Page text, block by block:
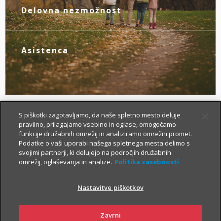
novim življenjskim okoliščinam.
Delovna nezmožnost
Z zagotovljenim nadomestilom za izpad
dohodka poskrbite zase, če zaradi
bolezni ali nezgode izgubite zmožnost za
delo.
Asistenca
Tu smo za vas – da boste v primeru
nezgode hitreje prišli do specialista, bolj
brezskrbno potovali po svetu in pridobili
drugo zdravniško mnenje.
Kako si lahko prilagodim
življenjsko zavarovanje?
S piškotki zagotavljamo, da naše spletno mesto deluje
pravilno, prilagajamo vsebino in oglase, omogočamo
funkcije družabnih omrežij in analiziramo omrežni promet.
Podatke o vaši uporabi našega spletnega mesta delimo s
svojimi partnerji, ki delujejo na področjih družabnih
omrežij, oglaševanja in analize. Politika zasebnosti
Nastavitve piškotkov
Zavrni